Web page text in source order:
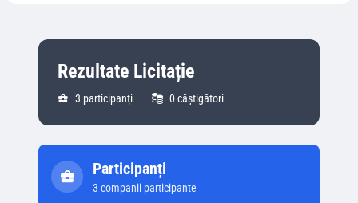
Rezultate Licitație
3 participanți 0câștigători
Participanți
3 companii participante